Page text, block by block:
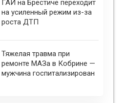
ГАИ на Брестиче переходит
на усиленный режим из-за
роста ДТП
Тяжелая травма при
ремонте МАЗа в Кобрине —
мужчина госпитализирован